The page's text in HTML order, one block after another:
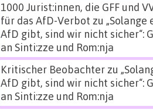
1000 Jurist:innen, die GFF und
für das AfD-Verbot zu „Solange
AfD gibt, sind wir nicht sicher“:
an Sinti:zze und Rom:nja
Kritischer Beobachterzu
AfD gibt, sind wir nicht sicher“:
an Sinti:zze und Rom:nja